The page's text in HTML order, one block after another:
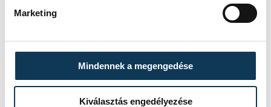
Marketing
Mindennek a megengedése
Kiválasztás engedélyezése
SZERZŐ
Ge. Á.
FOTÓS
Domján